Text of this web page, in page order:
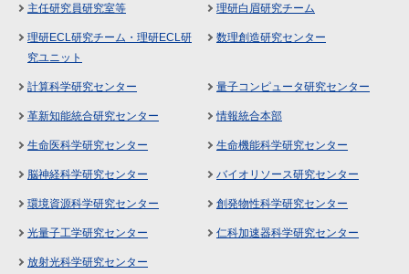
主任研究員研究室等 理研白眉研究チーム
理研ECL研究チーム・理研ECL研
究ユニット
数理創造研究センター
計算科学研究センター 量子コンピュータ研究センター
革新知能統合研究センター 情報統合本部
生命医科学研究センター 生命機能科学研究センター
脳神経科学研究センター バイオリソース研究センター
環境資源科学研究センター 創発物性科学研究センター
光量子工学研究センター 仁科加速器科学研究センター
放射光科学研究センター